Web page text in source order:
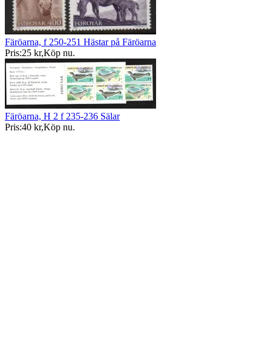
Färöarna, f 250-251 Hästar på Färöarna
Pris:25 kr,Köp nu.
Färöarna, H 2 f 235-236 Sälar
Pris:40 kr,Köp nu.